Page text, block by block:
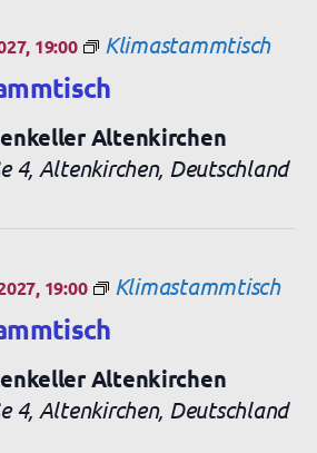
19:00 Klimastammtisch
Altenkirchen
4, Altenkirchen, Deutschland
19:00 Klimastammtisch
Altenkirchen
4, Altenkirchen, Deutschland